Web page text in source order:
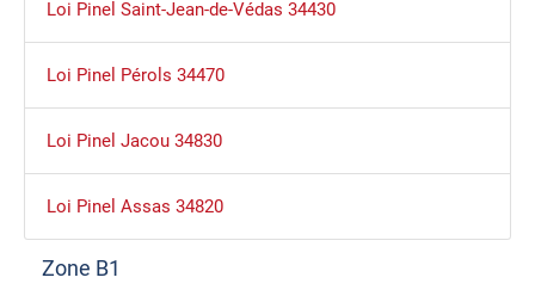
Loi Pinel Saint-Jean-de-Védas 34430
Loi Pinel Pérols 34470
Loi Pinel Jacou 34830
Loi Pinel Assas 34820
Zone B1